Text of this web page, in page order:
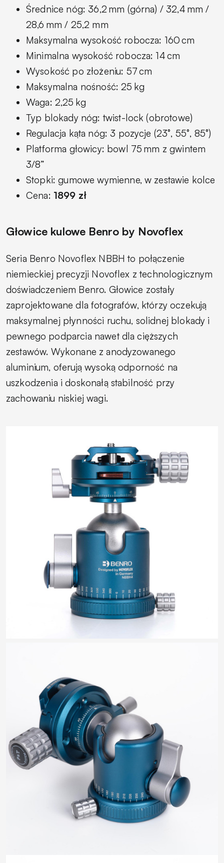
Średnice nóg: 36,2 mm (górna) / 32,4 mm /
28,6 mm / 25,2 mm
Maksymalna wysokość robocza: 160 cm
Minimalna wysokość robocza: 14 cm
Wysokość po złożeniu: 57 cm
Maksymalna nośność: 25 kg
Waga: 2,25 kg
Typ blokady nóg: twist-lock (obrotowe)
Regulacja kąta nóg: 3 pozycje (23°, 55°, 85°)
Platforma głowicy: bowl 75 mm z gwintem
3/8”
Stopki: gumowe wymienne, w zestawie kolce
Cena: 1899 zł
Głowice kulowe Benro by Novoflex
Seria Benro Novoflex NBBH to połączenie
niemieckiej precyzji Novoflex z technologicznym
doświadczeniem Benro. Głowice zostały
zaprojektowane dla fotografów, którzy oczekują
maksymalnej płynności ruchu, solidnej blokady i
pewnego podparcia nawet dla cięższych
zestawów. Wykonane z anodyzowanego
aluminium, oferują wysoką odporność na
uszkodzenia i doskonałą stabilność przy
zachowaniu niskiej wagi.